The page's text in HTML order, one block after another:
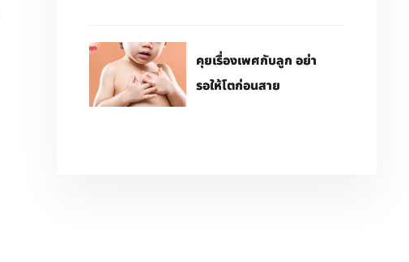
คุยเรื่องเพศกับลูก อย่า
รอให้โตก่อนสาย